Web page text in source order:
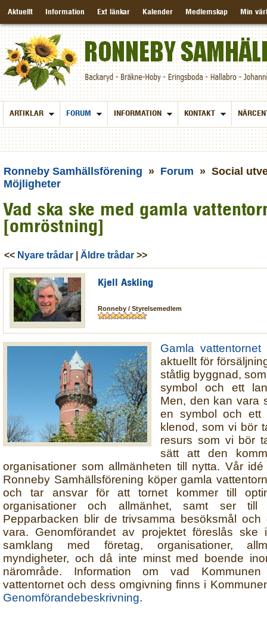
Aktuellt Information Ext länkar Kalender Medlemskap Min
ARTIKLAR FORUM INFORMATION KONTAKT
Ronneby Samhällsförening » Forum » Social
Möjligheter
Vad ska ske med gamla
[omröstning]
<< Nyare trådar Äldre trådar >>
Kjell Askling
Ronneby / Styrelsemedlem
Gamla vattentornet
aktuellt för
ståtlig byggnad,
symbol och ett
Men, den kan vara
en symbol och ett
klenod, som vi bör
resurs som vi bör
sätt att den
organisationer som allmänheten till nytta. Vår
Ronneby Samhällsförening köper gamla
och tar ansvar för att tornet kommer till
organisationer och allmänhet, samt ser till
Pepparbacken blir de trivsamma besöksmål
vara. Genomförandet av projektet föreslås
samklang med företag, organisationer,
myndigheter, och då inte minst med boende
närområde. Information om vad
vattentornet och dess omgivning finns i
Genomförandebeskrivning.